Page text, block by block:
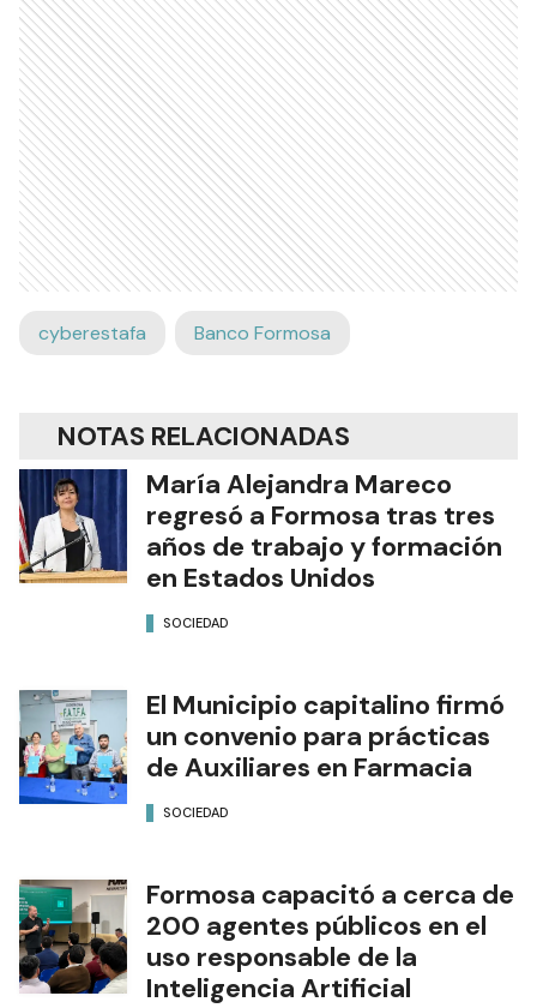
cyberestafa Banco Formosa
NOTAS RELACIONADAS
María Alejandra Mareco
regresó a Formosa tras tres
años de trabajo y formación
en Estados Unidos
SOCIEDAD
El Municipio capitalino firmó
un convenio para prácticas
de Auxiliares en Farmacia
SOCIEDAD
Formosa capacitó a cerca de
200 agentes públicos en el
uso responsable de la
Inteligencia Artificial